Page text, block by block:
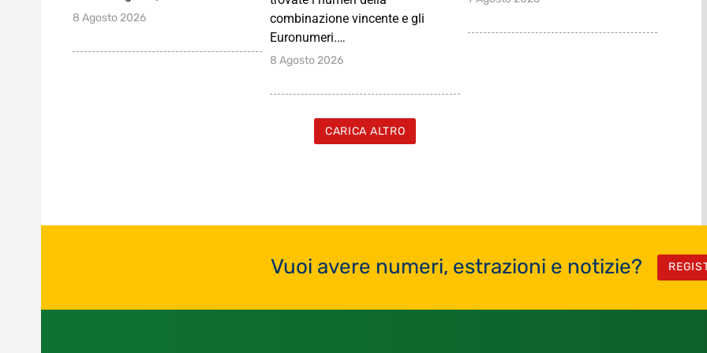
8 Agosto 2026
combinazione vincente e gli
Euronumeri.…
8 Agosto 2026
CARICA ALTRO
Vuoi avere numeri, estrazioni e notizie?